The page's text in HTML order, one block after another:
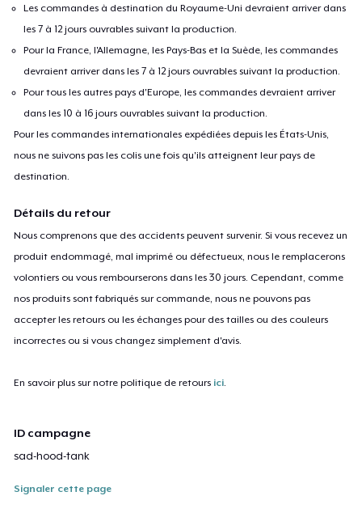
Les commandes à destination du Royaume-Uni devraient arriver dans
les 7 à 12 jours ouvrables suivant la production.
Pour la France, l'Allemagne, les Pays-Bas et la Suède, les commandes
devraient arriver dans les 7 à 12 jours ouvrables suivant la production.
Pour tous les autres pays d'Europe, les commandes devraient arriver
dans les 10 à 16 jours ouvrables suivant la production.
Pour les commandes internationales expédiées depuis les États-Unis,
nous ne suivons pas les colis une fois qu'ils atteignent leur pays de
destination.
Détails du retour
Nous comprenons que des accidents peuvent survenir. Si vous recevez un
produit endommagé, mal imprimé ou défectueux, nous le remplacerons
volontiers ou vous rembourserons dans les 30 jours. Cependant, comme
nos produits sont fabriqués sur commande, nous ne pouvons pas
accepter les retours ou les échanges pour des tailles ou des couleurs
incorrectes ou si vous changez simplement d'avis.
En savoir plus sur notre politique de retours ici.
ID campagne
sad-hood-tank
Signaler cette page